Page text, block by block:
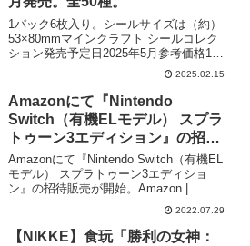
1パック6枚入り。シールサイズは（約）
53×80mmマインクラフト シールコレク
ション発売予定日2025年5月参考価格1パ
ック（6枚入り） 220円（税込）1BOX
（20パック入） 4,400円（税込）ライン
ナップシール 全50種メーカー...
2025.02.15
Amazonにて『Nintendo
Switch（有機ELモデル） スプラ
トゥーン3エディション』の招待
販売が開始。2022年8月26日発
売。
Amazonにて『Nintendo Switch（有機EL
モデル） スプラトゥーン3エディショ
ン』の招待販売が開始。Amazon |
Nintendo Switch（有機ELモデル） スプ
ラトゥーン3エディション | ゲーム機本
体 2022...
2022.07.29
【NIKKE】食玩「勝利の女神：